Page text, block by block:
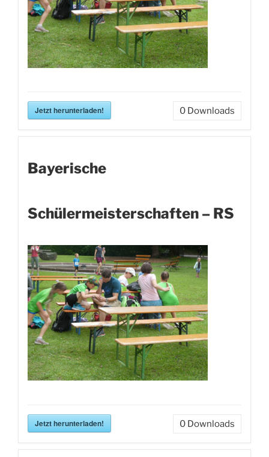
Jetzt herunterladen! 0 Downloads
Bayerische
Schülermeisterschaften – RS
Jetzt herunterladen! 0 Downloads